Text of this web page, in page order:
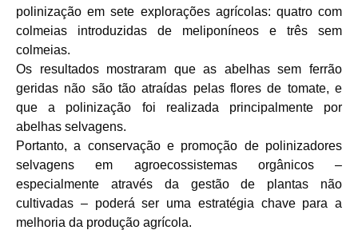
polinização em sete explorações agrícolas: quatro com
colmeias introduzidas de meliponíneos e três sem
colmeias.
Os resultados mostraram que as abelhas sem ferrão
geridas não são tão atraídas pelas flores de tomate, e
que a polinização foi realizada principalmente por
abelhas selvagens.
Portanto, a conservação e promoção de polinizadores
selvagens em agroecossistemas orgânicos –
especialmente através da gestão de plantas não
cultivadas – poderá ser uma estratégia chave para a
melhoria da produção agrícola.